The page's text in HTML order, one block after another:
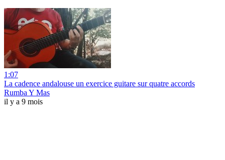
1:07
La cadence andalouse un exercice guitare sur quatre accords
Rumba Y Mas
il y a 9 mois